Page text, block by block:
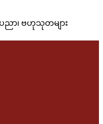
ညာ၊ ဗဟုသုတများ